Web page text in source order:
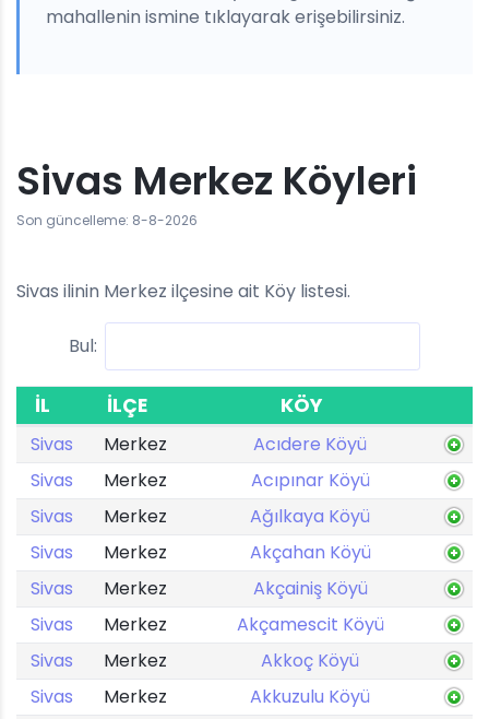
mahallenin ismine tıklayarak erişebilirsiniz.
Sivas Merkez Köyleri
Son güncelleme: 8-8-2026
Sivas ilinin Merkez ilçesine ait Köy listesi.
Bul:
İL İLÇE KÖY
Sivas Merkez
Acıdere Köyü
Sivas
Merkez
Acıpınar Köyü
Sivas
Merkez
Ağılkaya Köyü
Sivas
Merkez
Akçahan Köyü
Sivas
Merkez
Akçainiş Köyü
Sivas
Merkez
Akçamescit Köyü
Sivas
Merkez
Akkoç Köyü
Sivas
Merkez
Akkuzulu Köyü